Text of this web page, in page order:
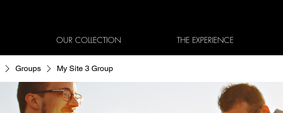
OUR COLLECTION THE EXPERIENCE
Groups My Site 3 Group